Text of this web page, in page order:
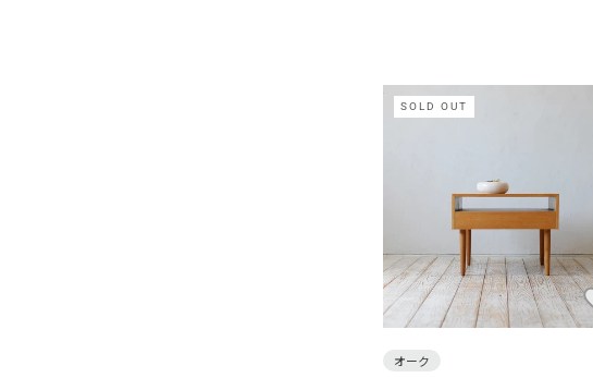
SOLD OUT
オーク